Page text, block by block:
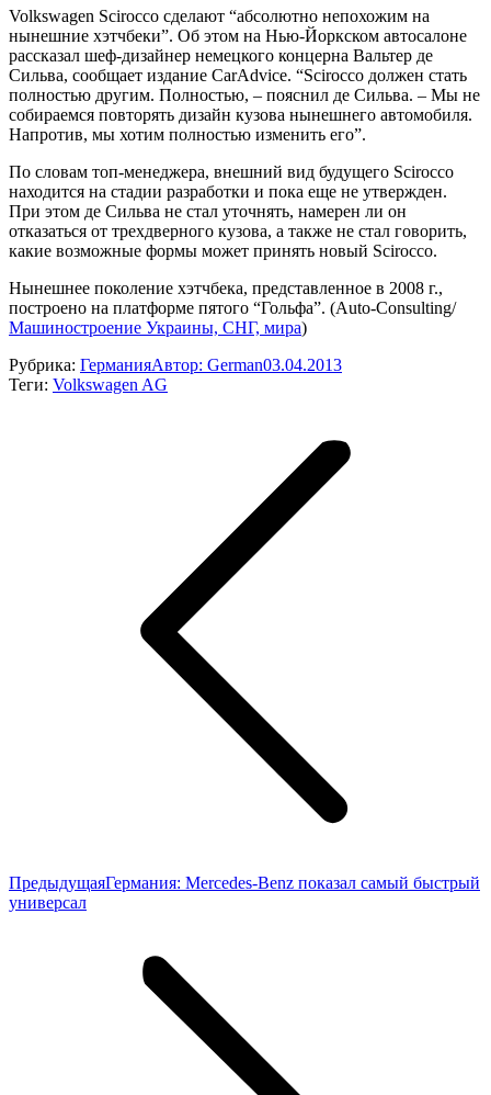
Volkswagen Scirocco сделают “абсолютно непохожим на
нынешние хэтчбеки”. Об этом на Нью-Йоркском автосалоне
рассказал шеф-дизайнер немецкого концерна Вальтер де
Сильва, сообщает издание CarAdvice. “Scirocco должен стать
полностью другим. Полностью, – пояснил де Сильва. – Мы не
собираемся повторять дизайн кузова нынешнего автомобиля.
Напротив, мы хотим полностью изменить его”.
По словам топ-менеджера, внешний вид будущего Scirocco
находится на стадии разработки и пока еще не утвержден.
При этом де Сильва не стал уточнять, намерен ли он
отказаться от трехдверного кузова, а также не стал говорить,
какие возможные формы может принять новый Scirocco.
Нынешнее поколение хэтчбека, представленное в 2008 г.,
построено на платформе пятого “Гольфа”. (Auto-Consulting/
Машиностроение Украины, СНГ, мира)
Рубрика: ГерманияАвтор: German03.04.2013
Теги: Volkswagen AG
ПредыдущаяПредыдущая
Германия: Mercedes-Benz показал самый быстрый
универсал